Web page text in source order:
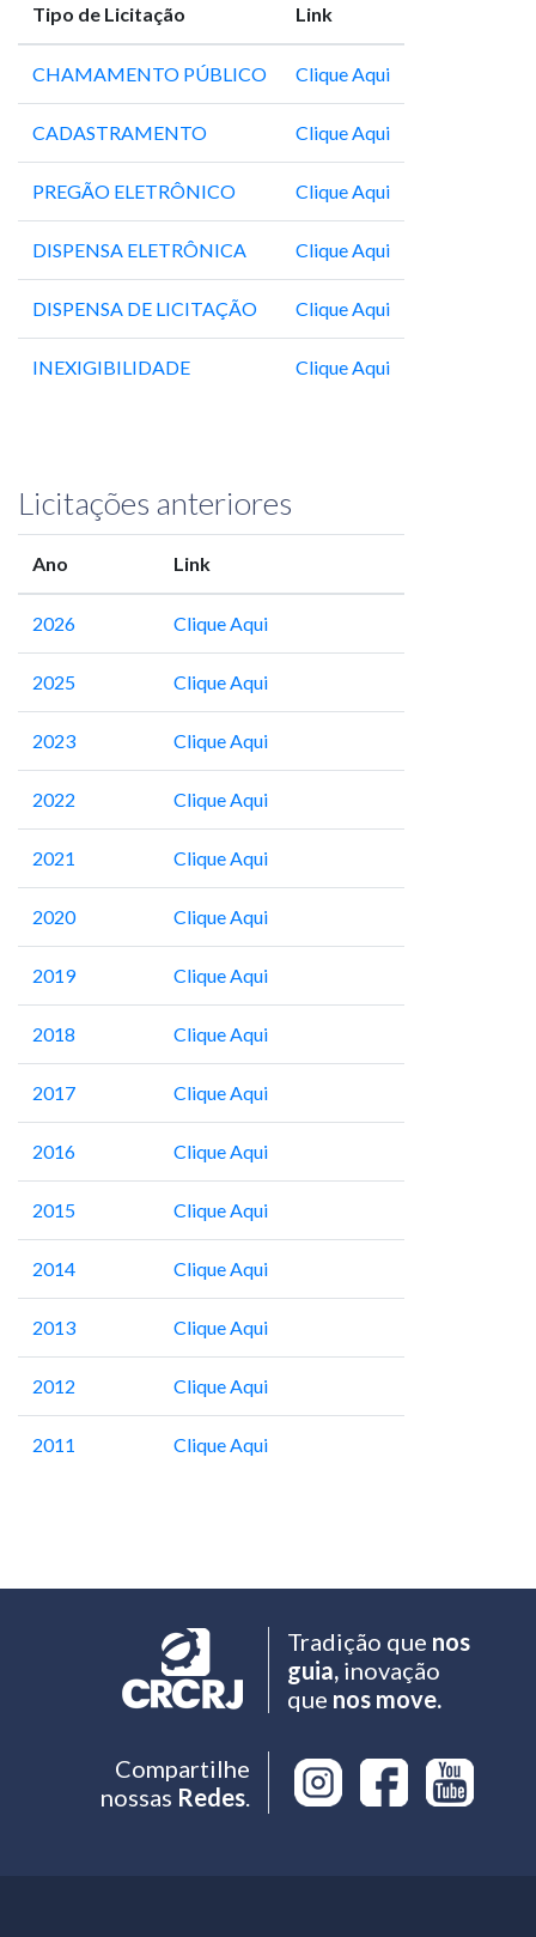
Tipo de Licitação Link
CHAMAMENTO PÚBLICO Clique Aqui
CADASTRAMENTO Clique Aqui
PREGÃO ELETRÔNICO Clique Aqui
DISPENSA ELETRÔNICA Clique Aqui
DISPENSA DE LICITAÇÃO Clique Aqui
INEXIGIBILIDADE Clique Aqui
Licitações anteriores
Ano Link
2026 Clique Aqui
2025 Clique Aqui
2023 Clique Aqui
2022 Clique Aqui
2021 Clique Aqui
2020 Clique Aqui
2019 Clique Aqui
2018 Clique Aqui
2017 Clique Aqui
2016 Clique Aqui
2015 Clique Aqui
2014 Clique Aqui
2013 Clique Aqui
2012 Clique Aqui
2011 Clique Aqui
Tradição que nos
guia,inovação
que nos move.
Compartilhe
nossas Redes.